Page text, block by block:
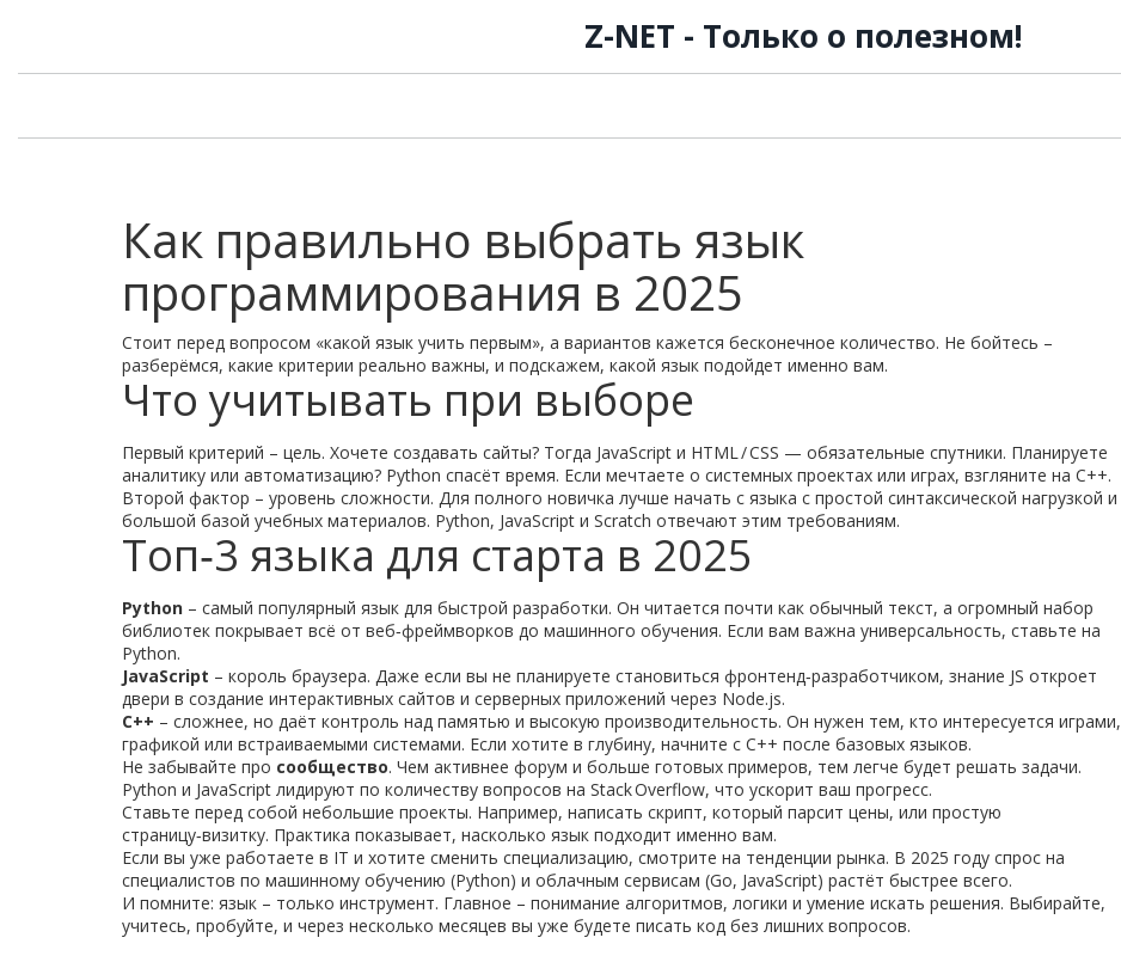
Z-NET - Только о полезном!
Как правильно выбрать язык
программирования в 2025
Стоит перед вопросом «какой язык учить первым», а вариантов кажется бесконечное количество. Не бойтесь –
разберёмся, какие критерии реально важны, и подскажем, какой язык подойдет именно вам.
Что учитывать при выборе
Первый критерий – цель. Хочете создавать сайты? Тогда JavaScript и HTML / CSS — обязательные спутники. Планируете
аналитику или автоматизацию? Python спасёт время. Если мечтаете о системных проектах или играх, взгляните на C++.
Второй фактор – уровень сложности. Для полного новичка лучше начать с языка с простой синтаксической нагрузкой и
большой базой учебных материалов. Python, JavaScript и Scratch отвечают этим требованиям.
Топ‑3 языка для старта в 2025
Python – самый популярный язык для быстрой разработки. Он читается почти как обычный текст, а огромный набор
библиотек покрывает всё от веб‑фреймворков до машинного обучения. Если вам важна универсальность, ставьте на
Python.
JavaScript – король браузера. Даже если вы не планируете становиться фронтенд‑разработчиком, знание JS откроет
двери в создание интерактивных сайтов и серверных приложений через Node.js.
C++ – сложнее, но даёт контроль над памятью и высокую производительность. Он нужен тем, кто интересуется играми,
графикой или встраиваемыми системами. Если хотите в глубину, начните с C++ после базовых языков.
Не забывайте про сообщество. Чем активнее форум и больше готовых примеров, тем легче будет решать задачи.
Python и JavaScript лидируют по количеству вопросов на Stack Overflow, что ускорит ваш прогресс.
Ставьте перед собой небольшие проекты. Например, написать скрипт, который парсит цены, или простую
страницу‑визитку. Практика показывает, насколько язык подходит именно вам.
Если вы уже работаете в IT и хотите сменить специализацию, смотрите на тенденции рынка. В 2025 году спрос на
специалистов по машинному обучению (Python) и облачным сервисам (Go, JavaScript) растёт быстрее всего.
И помните: язык – только инструмент. Главное – понимание алгоритмов, логики и умение искать решения. Выбирайте,
учитесь, пробуйте, и через несколько месяцев вы уже будете писать код без лишних вопросов.